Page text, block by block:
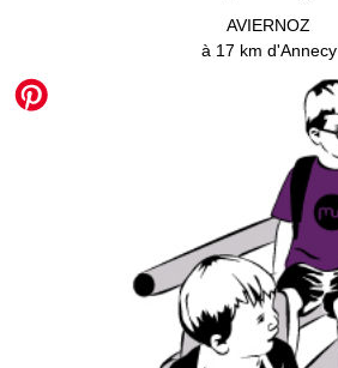
AVIERNOZ
à 17 km d'Annecy